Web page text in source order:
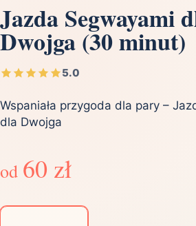
Jazda Segwayami
Dwojga (30 minut)
5.0
Wspaniała przygoda dla pary –
dla Dwojga
od 60 zł